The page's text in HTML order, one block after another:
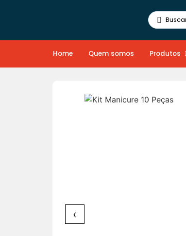
Home Quem somos Produtos
‹